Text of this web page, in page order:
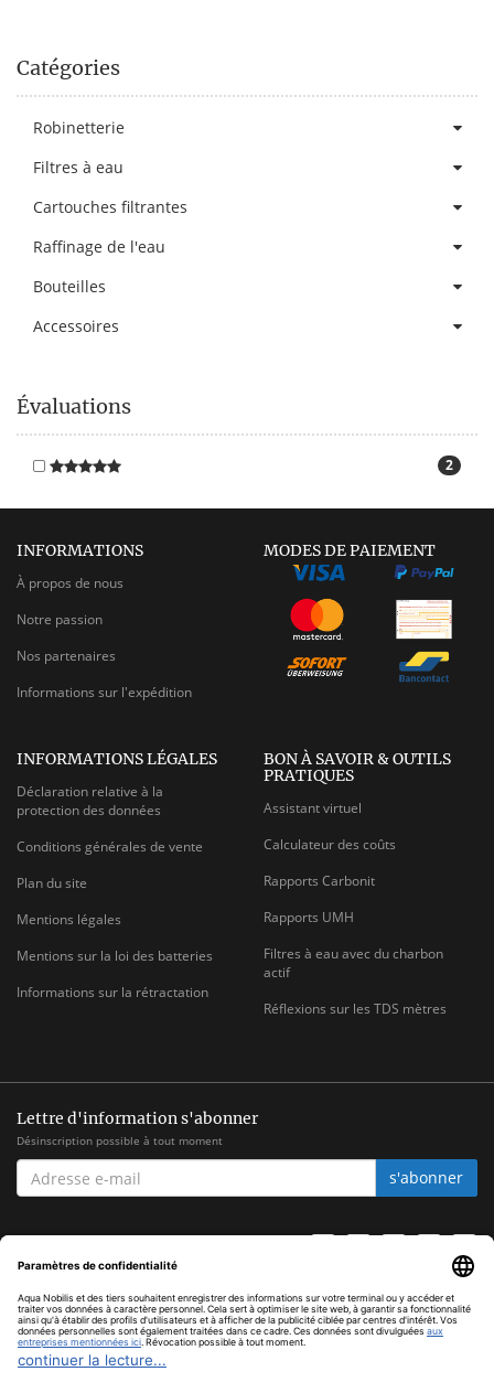
Catégories
Robinetterie
Filtres à eau
Cartouches filtrantes
Raffinage de l'eau
Bouteilles
Accessoires
Évaluations
2
INFORMATIONS
À propos de nous
Notre passion
Nos partenaires
Informations sur l'expédition
MODES DE PAIEMENT
INFORMATIONS LÉGALES
Déclaration relative à la
protection des données
Conditions générales de vente
Plan du site
Mentions légales
Mentions sur la loi des batteries
Informations sur la rétractation
BON À SAVOIR & OUTILS
PRATIQUES
Assistant virtuel
Calculateur des coûts
Rapports Carbonit
Rapports UMH
Filtres à eau avec du charbon
actif
Réflexions sur les TDS mètres
Lettre d'information s'abonner
Désinscription possible à tout moment
ADRESSE
s'abonner
*Tous les prix TVA comprise, horsfrais d'envoi